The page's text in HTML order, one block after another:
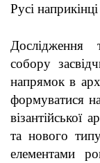
Русі
Дослідження
собору
напрямок в
формуватися
візантійської
та нового
елементами